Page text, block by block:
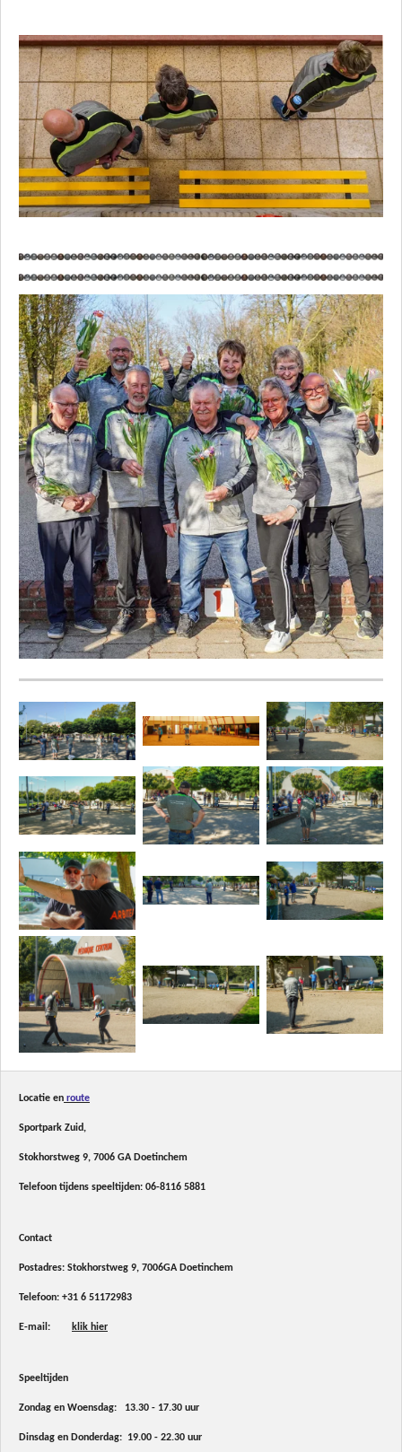
Locatie en route
Sportpark Zuid,
Stokhorstweg 9, 7006 GA Doetinchem
Telefoon tijdens speeltijden: 06-8116 5881
Contact
Postadres: Stokhorstweg 9, 7006GA Doetinchem
Telefoon: +31 6 51172983
E-mail: klik hier
Speeltijden
Zondag en Woensdag: 13.30 - 17.30 uur
Dinsdag en Donderdag: 19.00 - 22.30 uur